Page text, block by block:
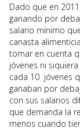
Dado que en
ganando por
salario mínimo
canasta
tomar en cuenta
jóvenes ni
cada 10 jóvenes
ganaban por
con sus salarios
que demanda la
menos cuando